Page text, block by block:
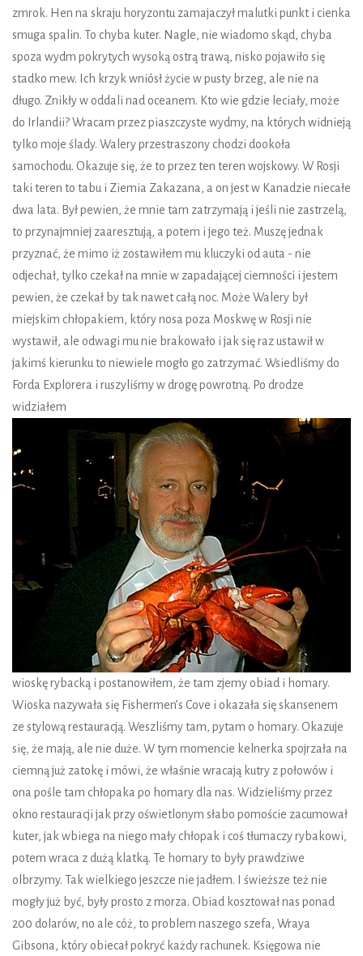
zmrok. Hen na skraju horyzontu zamajaczył malutki punkt i cienka
smuga spalin. To chyba kuter. Nagle, nie wiadomo skąd, chyba
spoza wydm pokrytych wysoką ostrą trawą, nisko pojawiło się
stadko mew. Ich krzyk wniósł życie w pusty brzeg, ale nie na
długo. Znikły w oddali nad oceanem. Kto wie gdzie leciały, może
do Irlandii? Wracam przez piaszczyste wydmy, na których widnieją
tylko moje ślady. Walery przestraszony chodzi dookoła
samochodu. Okazuje się, że to przez ten teren wojskowy. W Rosji
taki teren to tabu i Ziemia Zakazana, a on jest w Kanadzie niecałe
dwa lata. Był pewien, że mnie tam zatrzymają i jeśli nie zastrzelą,
to przynajmniej zaaresztują, a potem i jego też. Muszę jednak
przyznać, że mimo iż zostawiłem mu kluczyki od auta - nie
odjechał, tylko czekał na mnie w zapadającej ciemności i jestem
pewien, że czekał by tak nawet całą noc. Może Walery był
miejskim chłopakiem, który nosa poza Moskwę w Rosji nie
wystawił, ale odwagi mu nie brakowało i jak się raz ustawił w
jakimś kierunku to niewiele mogło go zatrzymać. Wsiedliśmy do
Forda Explorera i ruszyliśmy w drogę powrotną. Po drodze
widziałem
wioskę rybacką i postanowiłem, że tam zjemy obiad i homary.
Wioska nazywała się Fishermen’s Cove i okazała się skansenem
ze stylową restauracją. Weszliśmy tam, pytam o homary. Okazuje
się, że mają, ale nie duże. W tym momencie kelnerka spojrzała na
ciemną już zatokę i mówi, że właśnie wracają kutry z połowów i
ona pośle tam chłopaka po homary dla nas. Widzieliśmy przez
okno restauracji jak przy oświetlonym słabo pomoście zacumował
kuter, jak wbiega na niego mały chłopak i coś tłumaczy rybakowi,
potem wraca z dużą klatką. Te homary to były prawdziwe
olbrzymy. Tak wielkiego jeszcze nie jadłem. I świeższe też nie
mogły już być, były prosto z morza. Obiad kosztował nas ponad
200 dolarów, no ale cóż, to problem naszego szefa, Wraya
Gibsona, który obiecał pokryć każdy rachunek. Księgowa nie